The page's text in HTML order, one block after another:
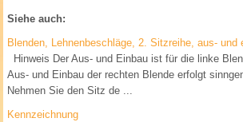
Siehe auch:
Blenden, Lehnenbeschläge, 2. Sitzreihe, aus- und
Hinweis Der Aus- und Einbau ist für die linke
Aus- und Einbau der rechten Blende erfolgt
Nehmen Sie den Sitz de ...
Kennzeichnung